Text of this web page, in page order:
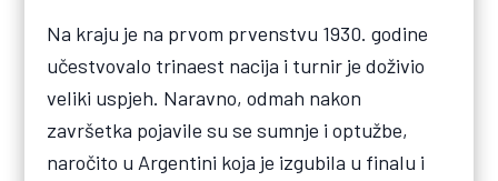
Na kraju je na prvom prvenstvu 1930. godine
učestvovalo trinaest nacija i turnir je doživio
veliki uspjeh. Naravno, odmah nakon
završetka pojavile su se sumnje i optužbe,
naročito u Argentini koja je izgubila u finalu i